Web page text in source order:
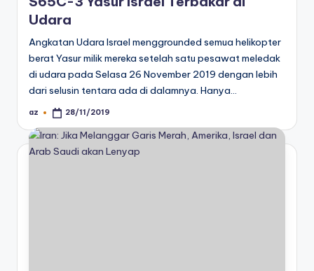
Udara
Angkatan Udara Israel menggrounded semua helikopter
berat Yasur milik mereka setelah satu pesawat meledak
di udara pada Selasa 26 November 2019 dengan lebih
dari selusin tentara ada di dalamnya. Hanya…
Posted
az 28/11/2019